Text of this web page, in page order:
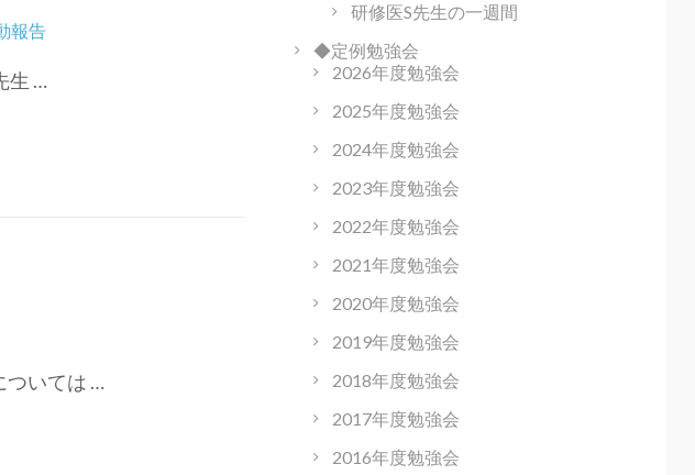
報告
生 …
ついては …
研修医S先生の一週間
◆定例勉強会
2026年度勉強会
2025年度勉強会
2024年度勉強会
2023年度勉強会
2022年度勉強会
2021年度勉強会
2020年度勉強会
2019年度勉強会
2018年度勉強会
2017年度勉強会
2016年度勉強会